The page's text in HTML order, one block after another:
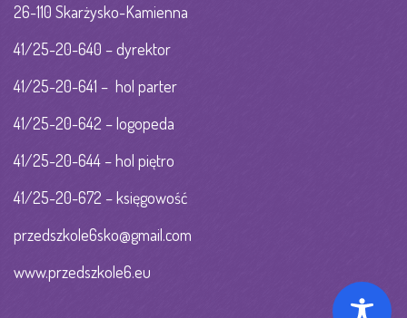
26-110 Skarżysko-Kamienna
41/25-20-640 – dyrektor
41/25-20-641 – hol parter
41/25-20-642 – logopeda
41/25-20-644 – hol piętro
41/25-20-672 – księgowość
przedszkole6sko@gmail.com
www.przedszkole6.eu